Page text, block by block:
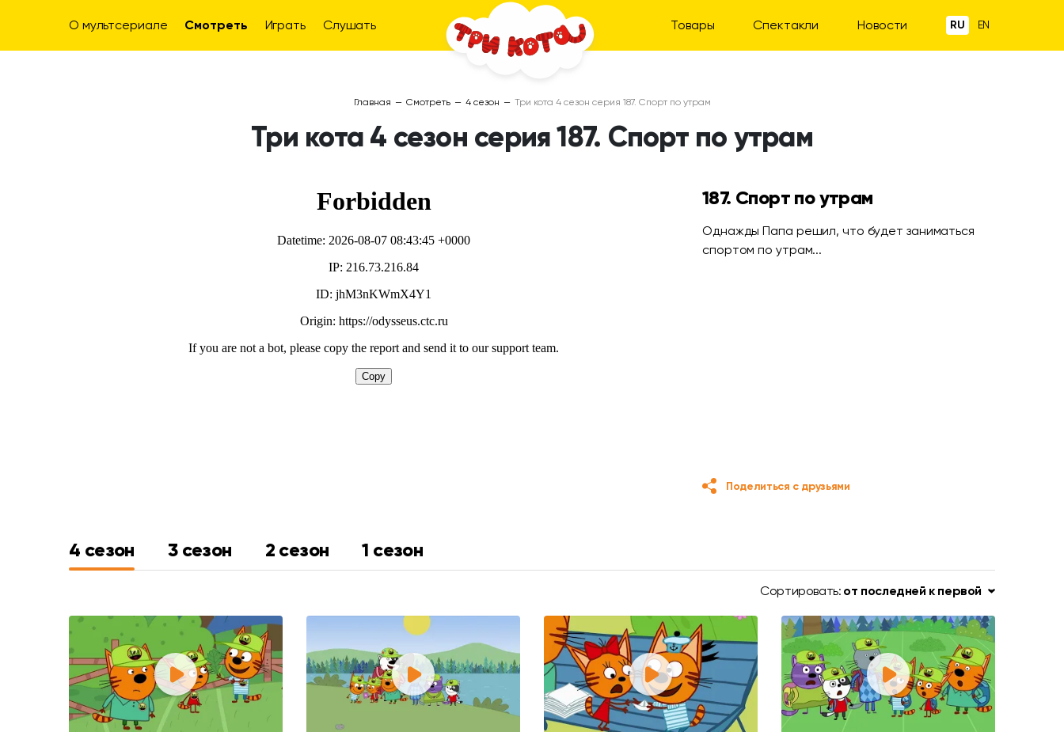
О мультсериале Смотреть Играть Слушать Товары Спектакли Новости RU EN
Главная — Смотреть — 4 сезон — Три кота 4 сезон серия 187. Спорт по утрам
Три кота 4 сезон серия 187. Спорт по утрам
187. Спорт по утрам
Однажды Папа решил, что будет заниматься
спортом по утрам...
Поделиться с друзьями
4 сезон 3 сезон 2 сезон 1 сезон
Сортировать: от последней к первой